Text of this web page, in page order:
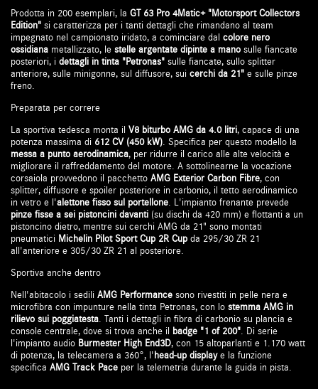
Prodotta in 200 esemplari, laGT 63 Pro 4Matic+ "Motorsport Collectors
Edition"si caratterizza per i tanti dettagli che rimandano al team
impegnato nel campionato iridato, a cominciare dalcolore nero
ossidiana metallizzato, le stelle argentate dipinte a manosulle fiancate
posteriori, idettagli in tinta "Petronas" sulle fiancate, sullo splitter
anteriore, sulle minigonne, sul diffusore, suicerchi da 21" e sulle pinze
freno.
Preparata per correre
La sportiva tedesca monta il V8 biturbo AMG da 4.0 litri, capace di una
potenza massima di 612 CV (450 kW). Specifica per questo modello la
messa a punto aerodinamica, per ridurre il carico alle alte velocità e
migliorare il raffreddamento del motore. A sottolinearne la vocazione
corsaiola provvedono il pacchettoAMG Exterior Carbon Fibre, con
splitter, diffusore e spoiler posteriore in carbonio, il tetto aerodinamico
in vetro e l'alettone fisso sul portellone. L'impianto frenante prevede
pinze fisse a sei pistoncini davanti (su dischi da 420 mm) e flottanti a un
pistoncino dietro, mentre sui cerchi AMG da 21" sono montati
pneumatici Michelin Pilot Sport Cup 2R Cup da 295/30 ZR 21
all'anteriore e 305/30 ZR 21 al posteriore.
Sportiva anche dentro
Nell'abitacolo i sediliAMG Performance sono rivestiti in pelle nera e
microfibra con impunture nella tinta Petronas, con lo stemma AMG in
rilievo sui poggiatesta. Tanti i dettagli in fibra di carbonio su plancia e
console centrale, dove si trova anche il badge "1 of 200". Di serie
l'impianto audio Burmester High End3D, con 15 altoparlanti e 1.170 watt
di potenza, la telecamera a 360°, l'head-up displaye la funzione
specificaAMG Track Pace per la telemetria durante la guida in pista.